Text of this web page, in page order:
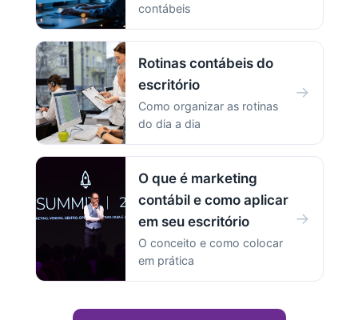
contábeis
Rotinas contábeis do
escritório
Como organizar as rotinas
do dia a dia
→
O que é marketing
contábil e como aplicar
em seu escritório
O conceito e como colocar
em prática
→